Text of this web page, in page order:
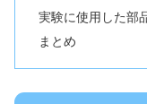
実験に使用した部
まとめ